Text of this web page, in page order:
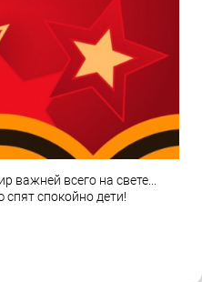
важней всего на свете...
спокойно дети!